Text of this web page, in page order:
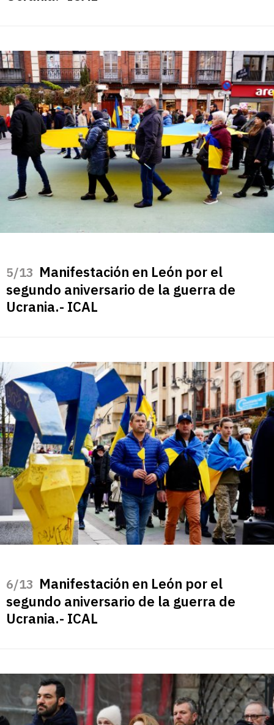
/13 Manifestación en León por el
segundo aniversario de la guerra de
Ucrania.- ICAL
/13 Manifestación en León por el
segundo aniversario de la guerra de
Ucrania.- ICAL